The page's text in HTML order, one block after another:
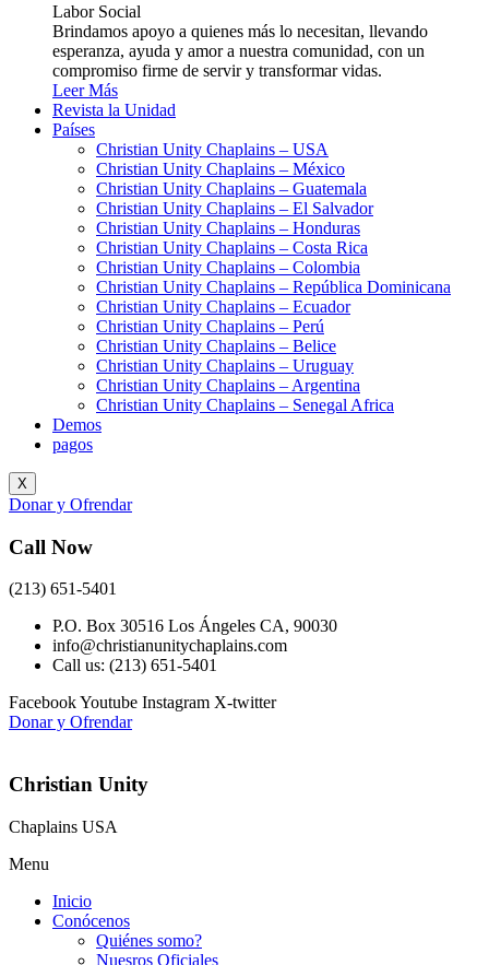
Labor Social
Brindamos apoyo a quienes más lo necesitan, llevando
esperanza, ayuda y amor a nuestra comunidad, con un
compromiso firme de servir y transformar vidas.
Leer Más
Revista la Unidad
Países
Christian Unity Chaplains – USA
Christian Unity Chaplains – México
Christian Unity Chaplains – Guatemala
Christian Unity Chaplains – El Salvador
Christian Unity Chaplains – Honduras
Christian Unity Chaplains – Costa Rica
Christian Unity Chaplains – Colombia
Christian Unity Chaplains – República Dominicana
Christian Unity Chaplains – Ecuador
Christian Unity Chaplains – Perú
Christian Unity Chaplains – Belice
Christian Unity Chaplains – Uruguay
Christian Unity Chaplains – Argentina
Christian Unity Chaplains – Senegal Africa
Demos
pagos
X
Donar y Ofrendar
Call Now
(213) 651-5401
P.O. Box 30516 Los Ángeles CA, 90030
info@christianunitychaplains.com
Call us: (213) 651-5401
FacebookYoutube Instagram X-twitter
Donar y Ofrendar
Christian Unity
Chaplains USA
Menu
Inicio
Conócenos
Quiénes somo?
Nuesros Oficiales